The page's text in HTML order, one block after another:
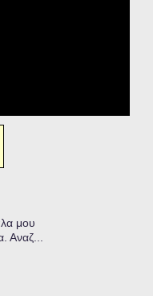
μου
Αναζ...